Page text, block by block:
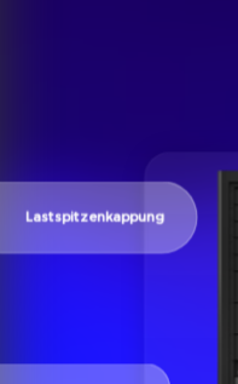
Lastspitzenkappung